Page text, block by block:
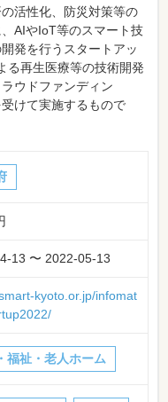
活性化、防災対策等の
AIやIoT等のスマート技
発を行うスタートアッ
る再生医療等の技術開発
ウドファンディン
けて実施するもので
13 〜 2022-05-13
kyoto.or.jp/infomat
福祉・老人ホーム